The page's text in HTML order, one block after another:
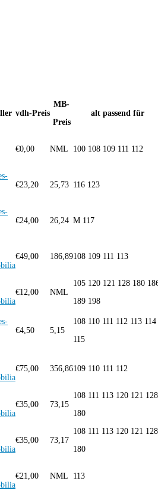
vdh-Preis
MB-
Preis
alt passend für
€0,00 NML 100 108 109 111 112
€23,20 25,73 116 123
€24,00 26,24 M 117
€49,00 186,89108 109 111 113
€12,00 NML
105 120 121 128 180
189 198
€4,50 5,15
108 110 111 112 113 114
115
€75,00 356,86109 110 111 112
€35,00 73,15
108 111 113 120 121 128
180
€35,00 73,17
108 111 113 120 121 128
180
€21,00 NML 113